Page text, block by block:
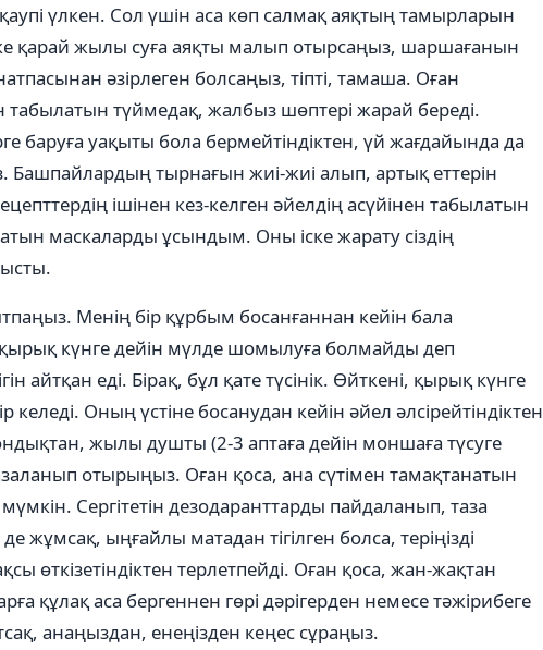
үлкен. Сол үшін аса көп салмақ аяқтың тамырларын
қарай жылы суға аяқты малып отырсаңыз, шаршағанын
әзірлеген болсаңыз, тіпті, тамаша. Оған
табылатын түймедақ, жалбыз шөптері жарай береді.
баруға уақыты бола бермейтіндіктен, үй жағдайында да
Башпайлардың тырнағын жиі-жиі алып, артық еттерін
ішінен кез-келген әйелдің асүйінен табылатын
маскаларды ұсындым. Оны іске жарату сіздің
Менің бір құрбым босанғаннан кейін бала
күнге дейін мүлде шомылуға болмайды деп
айтқан еді. Бірақ, бұл қате түсінік. Өйткені, қырық күнге
келеді. Оның үстіне босанудан кейін әйел әлсірейтіндіктен
жылы душты (2-3 аптаға дейін моншаға түсуге
отырыңыз. Оған қоса, ана сүтімен тамақтанатын
Сергітетін дезодаранттарды пайдаланып, таза
жұмсақ, ыңғайлы матадан тігілген болса, теріңізді
өткізетіндіктен терлетпейді. Оған қоса, жан-жақтан
құлақ аса бергеннен гөрі дәрігерден немесе тәжірибеге
анаңыздан, енеңізден кеңес сұраңыз.